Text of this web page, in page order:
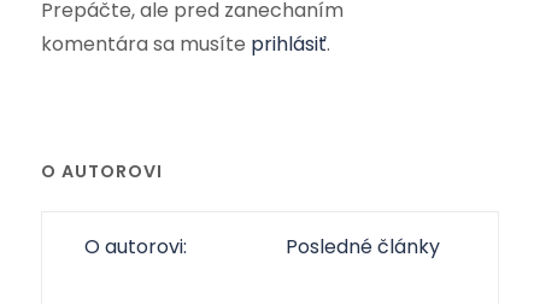
Prepáčte, ale pred zanechaním
komentára sa musíte prihlásiť.
O AUTOROVI
O autorovi: Posledné články